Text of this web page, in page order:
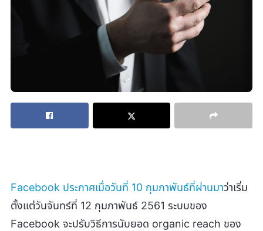
Facebook ประกาศเมื่อวันที่ 10 กุมภาพันธ์ที่ผ่านมาว่าเริ่ม
ตั้งแต่วันจันทร์ที่ 12 กุมภาพันธ์ 2561 ระบบของ
Facebook จะปรับวิธีการนับยอด organic reach ของ